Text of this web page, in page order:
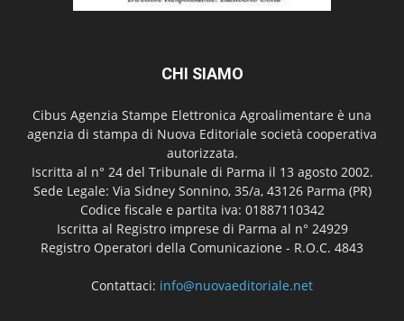
CHI SIAMO
Cibus Agenzia Stampe Elettronica Agroalimentare è una
agenzia di stampa di Nuova Editoriale società cooperativa
autorizzata.
Iscritta al n° 24 del Tribunale di Parma il 13 agosto 2002.
Sede Legale: Via Sidney Sonnino, 35/a, 43126 Parma (PR)
Codice fiscale e partita iva: 01887110342
Iscritta al Registro imprese di Parma al n° 24929
Registro Operatori della Comunicazione - R.O.C. 4843
Contattaci: info@nuovaeditoriale.net